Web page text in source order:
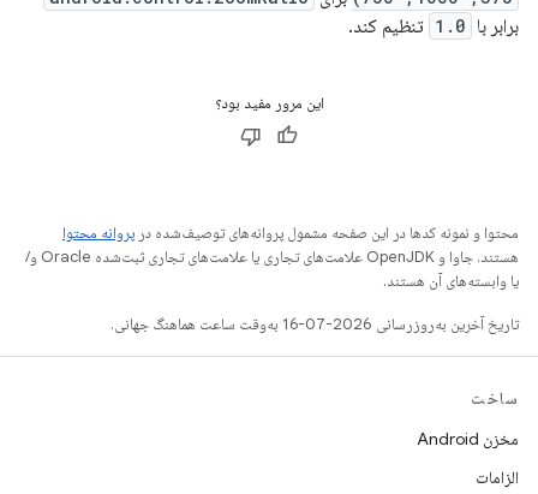
برابر با 1.0 تنظیم کند.
این مرور مفید بود؟
محتوا و نمونه کدها در این صفحه مشمول پروانه‌های توصیف‌شده در پروانه محتوا
هستند. جاوا و OpenJDK علامت‌های تجاری یا علامت‌های تجاری ثبت‌شده Oracle و/
یا وابسته‌های آن هستند.
تاریخ آخرین به‌روزرسانی 2026-07-16 به‌وقت ساعت هماهنگ جهانی.
ساخت
مخزن Android
الزامات